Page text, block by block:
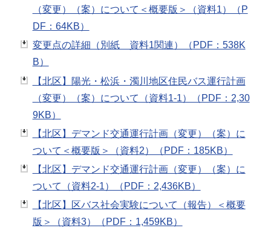
（変更）（案）について＜概要版＞（資料1）（P
DF：64KB）
変更点の詳細（別紙 資料1関連）（PDF：538K
B）
【北区】陽光・松浜・濁川地区住民バス運行計画
（変更）（案）について（資料1-1）（PDF：2,30
9KB）
【北区】デマンド交通運行計画（変更）（案）に
ついて＜概要版＞（資料2）（PDF：185KB）
【北区】デマンド交通運行計画（変更）（案）に
ついて（資料2-1）（PDF：2,436KB）
【北区】区バス社会実験について（報告）＜概要
版＞（資料3）（PDF：1,459KB）